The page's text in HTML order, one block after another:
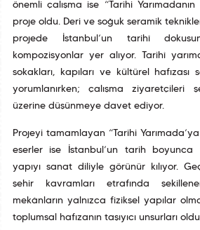
önemli çalışma ise “Tarihi Yarımadanın
proje oldu. Deri ve soğuk seramik
projede İstanbul’un tarihî
kompozisyonlar yer alıyor. Tarihî
sokakları, kapıları ve kültürel
yorumlanırken; çalışma ziyaretçileri
üzerine düşünmeye davet ediyor.
Projeyi tamamlayan “Tarihi Yarımada’ya
eserler ise İstanbul’un tarih boyunca
yapıyı sanat diliyle görünür kılıyor.
şehir kavramları etrafında
mekânların yalnızca fiziksel yapılar
toplumsal hafızanın taşıyıcı unsurları